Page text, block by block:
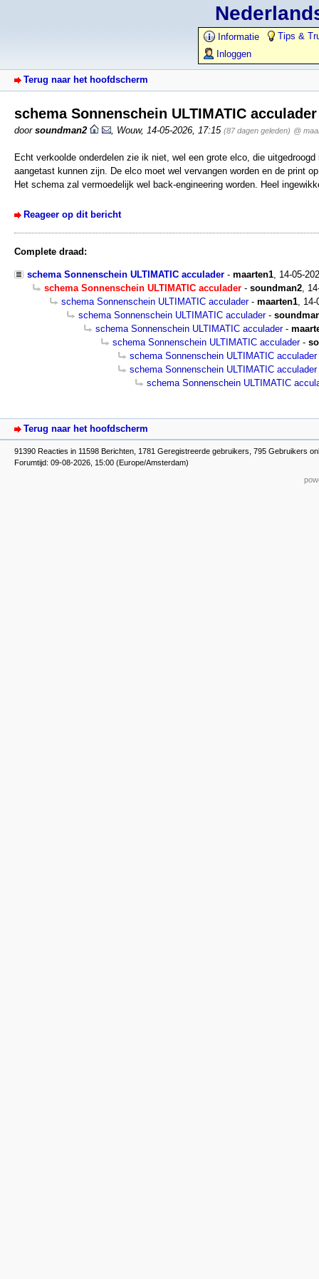
Informatie
Tips &
Inloggen
Terug naar het hoofdscherm
schema Sonnenschein ULTIMATIC
door soundman2 Wouw, 14-05-2026, 17:15 (87 dagen geleden) @
Echt verkoolde onderdelen zie ik niet, wel een grote elco, die
aangetast kunnen zijn. De elco moet wel vervangen worden en de print
Het schema zal vermoedelijk wel back-engineering worden. Heel
Reageer op dit bericht
Complete draad:
schema Sonnenschein ULTIMATIC acculader - maarten1 14-05-
schema Sonnenschein ULTIMATIC acculader - soundman2
schema Sonnenschein ULTIMATIC acculader- maarten1 14-
schema Sonnenschein ULTIMATIC acculader-
schema Sonnenschein ULTIMATIC acculader-
schema Sonnenschein ULTIMATIC acculader-
schema Sonnenschein ULTIMATIC acculader
schema Sonnenschein ULTIMATIC acculader
schema Sonnenschein ULTIMATIC
Terug naar het hoofdscherm
91390 Reacties in 11598 Berichten, 1781 Geregistreerde gebruikers, 795 Gebruikers
Forumtijd: 09-08-2026, 15:00 (Europe/Amsterdam)